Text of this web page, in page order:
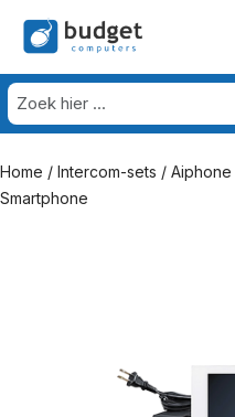
Home / Intercom-sets / Aiphone
Smartphone